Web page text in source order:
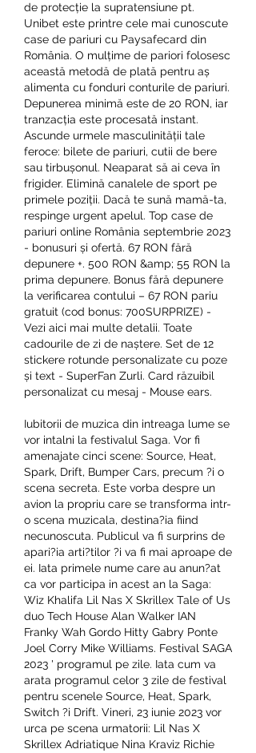
de protecție la supratensiune pt.
Unibet este printre cele mai cunoscute
case de pariuri cu Paysafecard din
România. O mulțime de pariori folosesc
această metodă de plată pentru aș
alimenta cu fonduri conturile de pariuri.
Depunerea minimă este de 20 RON, iar
tranzacția este procesată instant.
Ascunde urmele masculinității tale
feroce: bilete de pariuri, cutii de bere
sau tirbușonul. Neaparat să ai ceva în
frigider. Elimină canalele de sport pe
primele poziții. Dacă te sună mamă-ta,
respinge urgent apelul. Top case de
pariuri online România septembrie 2023
- bonusuri și ofertă. 67 RON fără
depunere +. 500 RON &amp; 55 RON la
prima depunere. Bonus fără depunere
la verificarea contului – 67 RON pariu
gratuit (cod bonus: 700SURPRIZE) -
Vezi aici mai multe detalii. Toate
cadourile de zi de naștere. Set de 12
stickere rotunde personalizate cu poze
și text - SuperFan Zurli. Card răzuibil
personalizat cu mesaj - Mouse ears.
Iubitorii de muzica din intreaga lume se
vor intalni la festivalul Saga. Vor fi
amenajate cinci scene: Source, Heat,
Spark, Drift, Bumper Cars, precum ?i o
scena secreta. Este vorba despre un
avion la propriu care se transforma intr-
o scena muzicala, destina?ia fiind
necunoscuta. Publicul va fi surprins de
apari?ia arti?tilor ?i va fi mai aproape de
ei. Iata primele nume care au anun?at
ca vor participa in acest an la Saga:
Wiz Khalifa Lil Nas X Skrillex Tale of Us
duo Tech House Alan Walker IAN
Franky Wah Gordo Hitty Gabry Ponte
Joel Corry Mike Williams. Festival SAGA
2023 ' programul pe zile. Iata cum va
arata programul celor 3 zile de festival
pentru scenele Source, Heat, Spark,
Switch ?i Drift. Vineri, 23 iunie 2023 vor
urca pe scena urmatorii: Lil Nas X
Skrillex Adriatique Nina Kraviz Richie